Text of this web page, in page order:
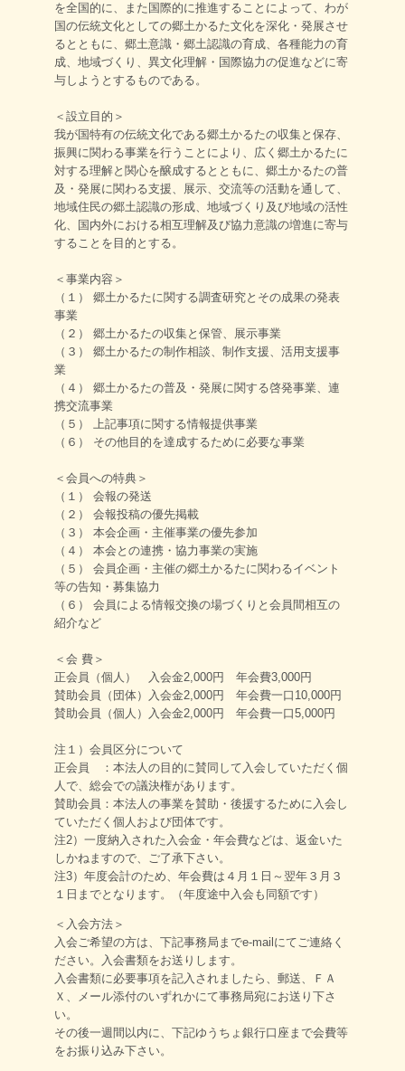
を全国的に、また国際的に推進することによって、わが
国の伝統文化としての郷土かるた文化を深化・発展させ
るとともに、郷土意識・郷土認識の育成、各種能力の育
成、地域づくり、異文化理解・国際協力の促進などに寄
与しようとするものである。
＜設立目的＞
我が国特有の伝統文化である郷土かるたの収集と保存、
振興に関わる事業を行うことにより、広く郷土かるたに
対する理解と関心を醸成するとともに、郷土かるたの普
及・発展に関わる支援、展示、交流等の活動を通して、
地域住民の郷土認識の形成、地域づくり及び地域の活性
化、国内外における相互理解及び協力意識の増進に寄与
することを目的とする。
＜事業内容＞
（１） 郷土かるたに関する調査研究とその成果の発表
事業
（２） 郷土かるたの収集と保管、展示事業
（３） 郷土かるたの制作相談、制作支援、活用支援事
業
（４） 郷土かるたの普及・発展に関する啓発事業、連
携交流事業
（５） 上記事項に関する情報提供事業
（６） その他目的を達成するために必要な事業
＜会員への特典＞
（１） 会報の発送
（２） 会報投稿の優先掲載
（３） 本会企画・主催事業の優先参加
（４） 本会との連携・協力事業の実施
（５） 会員企画・主催の郷土かるたに関わるイベント
等の告知・募集協力
（６） 会員による情報交換の場づくりと会員間相互の
紹介など
＜会 費＞
正会員（個人） 入会金2,000円 年会費3,000円
賛助会員（団体）入会金2,000円 年会費一口10,000円
賛助会員（個人）入会金2,000円 年会費一口5,000円
注１）会員区分について
正会員 ：本法人の目的に賛同して入会していただく個
人で、総会での議決権があります。
賛助会員：本法人の事業を賛助・後援するために入会し
ていただく個人および団体です。
注2）一度納入された入会金・年会費などは、返金いた
しかねますので、ご了承下さい。
注3）年度会計のため、年会費は４月１日～翌年３月３
１日までとなります。（年度途中入会も同額です）
＜入会方法＞
入会ご希望の方は、下記事務局までe-mailにてご連絡く
ださい。入会書類をお送りします。
入会書類に必要事項を記入されましたら、郵送、ＦＡ
Ｘ、メール添付のいずれかにて事務局宛にお送り下さ
い。
その後一週間以内に、下記ゆうちょ銀行口座まで会費等
をお振り込み下さい。